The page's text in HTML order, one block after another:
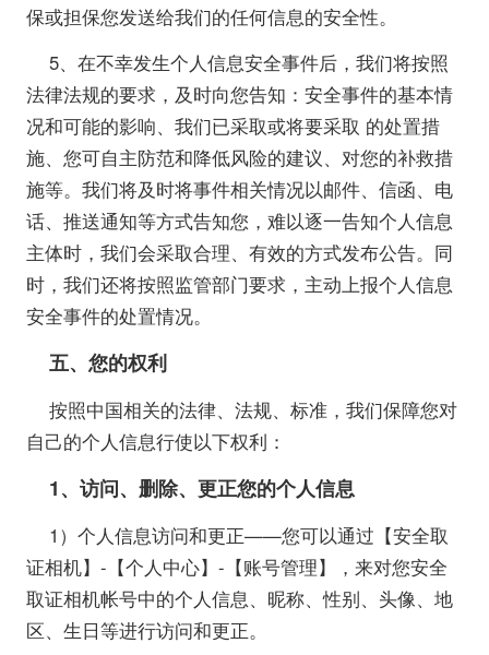
保或担保您发送给我们的任何信息的安全性。
5、在不幸发生个人信息安全事件后，我们将按照
法律法规的要求，及时向您告知：安全事件的基本情
况和可能的影响、我们已采取或将要采取 的处置措
施、您可自主防范和降低风险的建议、对您的补救措
施等。我们将及时将事件相关情况以邮件、信函、电
话、推送通知等方式告知您，难以逐一告知个人信息
主体时，我们会采取合理、有效的方式发布公告。同
时，我们还将按照监管部门要求，主动上报个人信息
安全事件的处置情况。
五、您的权利
按照中国相关的法律、法规、标准，我们保障您对
自己的个人信息行使以下权利：
1、访问、删除、更正您的个人信息
1）个人信息访问和更正——您可以通过【安全取
证相机】-【个人中心】-【账号管理】，来对您安全
取证相机帐号中的个人信息、昵称、性别、头像、地
区、生日等进行访问和更正。